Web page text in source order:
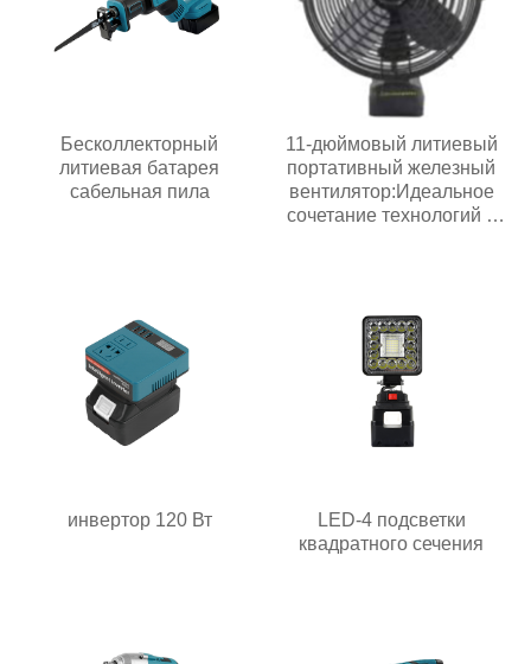
Бесколлекторный
литиевая батарея
сабельная пила
11-дюймовый литиевый
портативный железный
вентилятор:Идеальное
сочетание технологий и
инвертор 120 Вт
LED-4 подсветки
квадратного сечения